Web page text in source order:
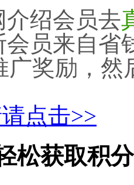
绍会员去
员来自省
广奖励，然
点击>>
松获取积分